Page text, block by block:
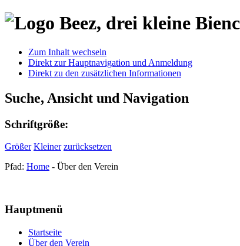
Zum Inhalt wechseln
Direkt zur Hauptnavigation und Anmeldung
Direkt zu den zusätzlichen Informationen
Suche, Ansicht und Navigation
Schriftgröße:
Größer Kleiner zurücksetzen
Pfad: Home - Über den Verein
Hauptmenü
Startseite
Über den Verein